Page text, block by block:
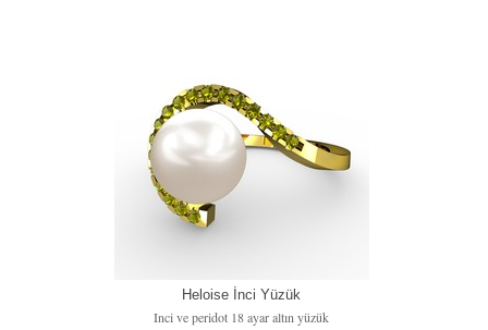
Heloise İnci Yüzük
Inci ve peridot 18 ayar altın yüzük